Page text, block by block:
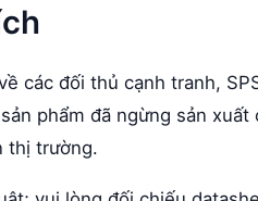
các đối thủ cạnh tranh,
phẩm đã ngừng sản
thị trường.